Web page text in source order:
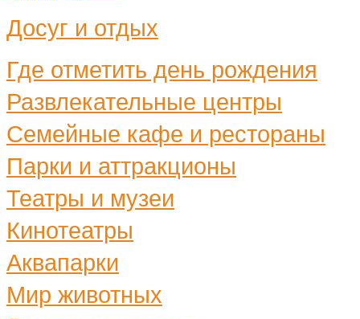
Досуг и отдых
Где отметить день рождения
Развлекательные центры
Семейные кафе и рестораны
Парки и аттракционы
Театры и музеи
Кинотеатры
Аквапарки
Мир животных